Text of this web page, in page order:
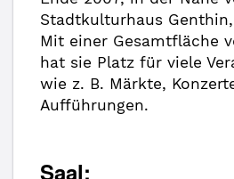
Stadtkulturhaus
Mit einer Gesamtfläche
hat sie Platz für viele
wie z. B. Märkte,
Aufführungen.
Saal: